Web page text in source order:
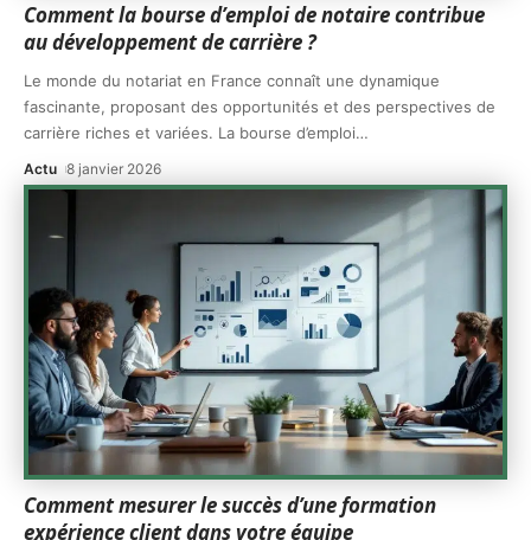
Comment la bourse d’emploi de notaire contribue
au développement de carrière ?
Le monde du notariat en France connaît une dynamique
fascinante, proposant des opportunités et des perspectives de
carrière riches et variées. La bourse d’emploi…
Actu 8 janvier 2026
Comment mesurer le succès d’une formation
expérience client dans votre équipe